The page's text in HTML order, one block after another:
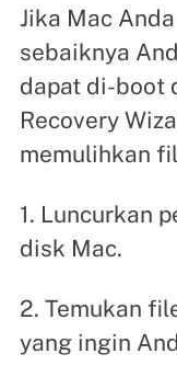
Jika Mac
sebaiknya
dapat di-boot
Recovery
memulihkan
1. Luncurkan
disk Mac.
2. Temukan
yang ingin